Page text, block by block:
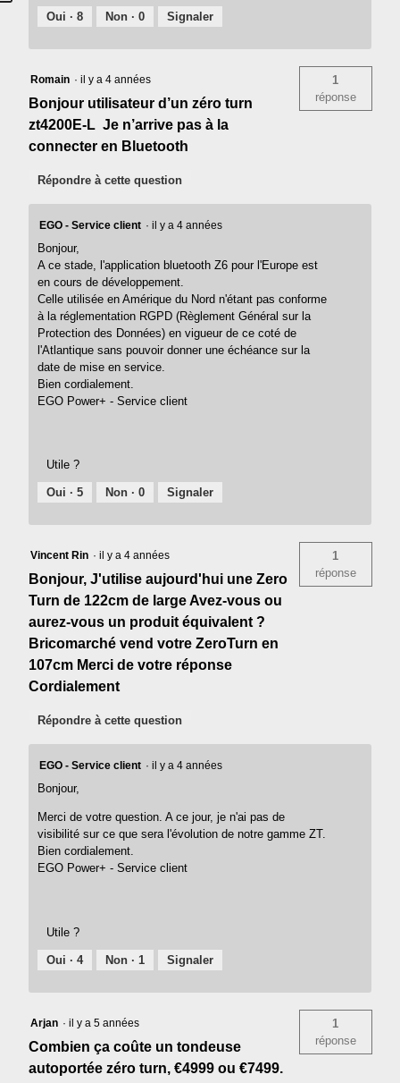
Oui ·8 Non ·0 Signaler
Romain · il y a 4 années
Bonjour utilisateur d’un zéro turn
zt4200E-L Je n’arrive pas à la
connecter en Bluetooth
1
réponse
Répondre à cette question
EGO - Service client · il y a 4 années
Bonjour,
A ce stade, l'application bluetooth Z6 pour l'Europe est
en cours de développement.
Celle utilisée en Amérique du Nord n'étant pas conforme
à la réglementation RGPD (Règlement Général sur la
Protection des Données) en vigueur de ce coté de
l'Atlantique sans pouvoir donner une échéance sur la
date de mise en service.
Bien cordialement.
EGO Power+ - Service client
Utile ?
Oui ·5 Non ·0 Signaler
Vincent Rin · il y a 4 années
Bonjour, J'utilise aujourd'hui une Zero
Turn de 122cm de large Avez-vous ou
aurez-vous un produit équivalent ?
Bricomarché vend votre ZeroTurn en
107cm Merci de votre réponse
Cordialement
1
réponse
Répondre à cette question
EGO - Service client · il y a 4 années
Bonjour,
Merci de votre question. A ce jour, je n'ai pas de
visibilité sur ce que sera l'évolution de notre gamme ZT.
Bien cordialement.
EGO Power+ - Service client
Utile ?
Oui ·4 Non · 1 Signaler
Arjan · il y a 5 années
Combien ça coûte un tondeuse
autoportée zéro turn, €4999 ou €7499.
1
réponse